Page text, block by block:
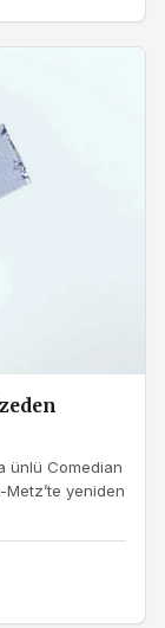
ünlü Comedian
Metz’te yeniden